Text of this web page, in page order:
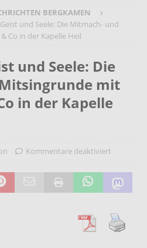
BERGKAMEN
und Seele: Die Mitmach- und
Co in der Kapelle Heil
und Seele: Die
mit
in der Kapelle
Kommentare deaktiviert